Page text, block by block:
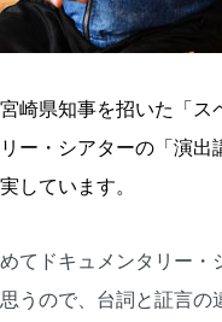
県知事を招いた「ス
ー・シアターの「演
しています。
てドキュメンタリー・
うので、台詞と証言の